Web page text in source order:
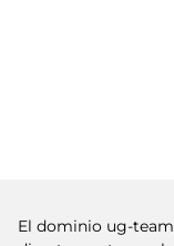
El dominio ug-